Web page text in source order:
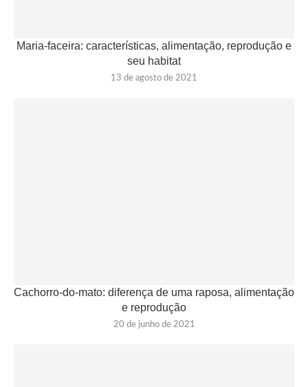
Maria-faceira: características, alimentação, reprodução e
seu habitat
13 de agosto de 2021
Cachorro-do-mato: diferença de uma raposa, alimentação
e reprodução
20 de junho de 2021